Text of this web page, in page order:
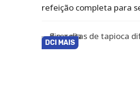
refeição completa para
DCI MAIS